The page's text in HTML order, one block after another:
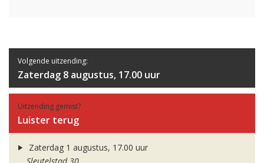
Volgende uitzending:
Zaterdag 8 augustus, 17.00 uur
Uitzending gemist?
Luister terug
Zaterdag 1 augustus, 17.00 uur